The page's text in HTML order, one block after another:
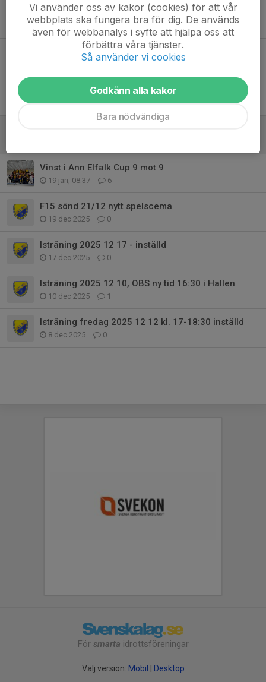
Poolspel 22/2 i Katrineholm - inställt
19 feb, 10:53 0
Träningen fred 20/2 kl.17 inställd
Träningen tisd 10/2 kl.19:40 inställd
6 feb, 14:17 0
Vinst i Ann Elfalk Cup 9 mot 9
19 jan, 08:37 6
F15 sönd 21/12 nytt spelscema
19 dec 2025 0
Isträning 2025 12 17 - inställd
17 dec 2025 0
Isträning 2025 12 10, OBS ny tid 16:30 i Hallen
10 dec 2025 1
Isträning fredag 2025 12 12 kl. 17-18:30 inställd
8 dec 2025 0
För smarta idrottsföreningar
Välj version: Mobil | Desktop
Vi använder oss av kakor (cookies) för att vår
webbplats ska fungera bra för dig. De används
även för webbanalys i syfte att hjälpa oss att
förbättra våra tjänster.
Så använder vi cookies
Godkänn alla kakor
Bara nödvändiga